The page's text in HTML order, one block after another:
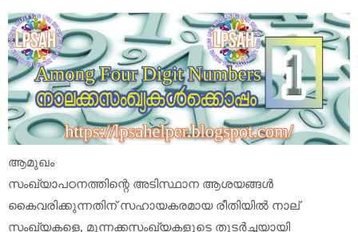
ആമുഖം
സംഖ്യാപഠനത്തിന്റെ അടിസ്ഥാന ആശയങ്ങൾ
കൈവരിക്കുന്നതിന് സഹായകരമായ രീതിയിൽ നാല്
സംഖ്യകളെ, മൂന്നക്കസംഖ്യകളുടെ തുടർച്ചയായി